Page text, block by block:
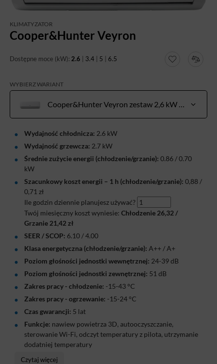
KLIMATYZATOR
Cooper&Hunter Veyron
Dostępne moce (kW): 2.6 3.4 5 6.5
WYBIERZ WARIANT
Wydajność chłodnicza: 2.6 kW
Wydajność grzewcza: 2.7 kW
Średnie zużycie energii (chłodzenie/grzanie): 0.86 / 0.70
kW
Szacunkowy koszt energii – 1 h (chłodzenie/grzanie): 0,88 /
0,71 zł
Ile godzin dziennie planujesz używać?
Twój miesięczny koszt wyniesie: Chłodzenie 26,32 /
Grzanie 21,42 zł
SEER / SCOP: 6.10 / 4.00
Klasa energetyczna (chłodzenie/grzanie): A++ / A+
Poziom głośności jednostki wewnętrznej: 24-39 dB
Poziom głośności jednostki zewnętrznej: 51 dB
Zakres pracy - chłodzenie: -15-43 °C
Zakres pracy - ogrzewanie: -15-24 °C
Czas gwarancji: 5 lat
Funkcje: nawiew powietrza 3D, autooczyszczanie,
sterowanie Wi-Fi, odczyt temperatury z pilota, utrzymanie
dodatniej temperatury
Klimatyzator Cooper&Hunter Veyron 2,6 kW to
Czytaj więcej